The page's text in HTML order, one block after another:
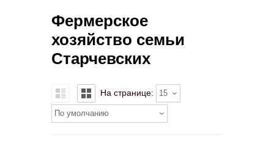
Фермерское
хозяйство семьи
Старчевских
На странице: 15
По умолчанию